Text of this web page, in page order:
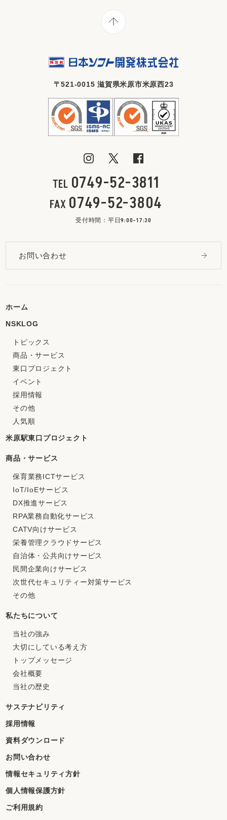
〒521-0015 滋賀県米原市米原西23
TEL 0749-52-3811
FAX 0749-52-3804
受付時間：平日9:00-17:30
お問い合わせ
ホーム
NSKLOG
トピックス
商品・サービス
東口プロジェクト
イベント
採用情報
その他
人気順
米原駅東口プロジェクト
商品・サービス
保育業務ICTサービス
IoT/IoEサービス
DX推進サービス
RPA業務自動化サービス
CATV向けサービス
栄養管理クラウドサービス
自治体・公共向けサービス
民間企業向けサービス
次世代セキュリティー対策サービス
その他
私たちについて
当社の強み
大切にしている考え方
トップメッセージ
会社概要
当社の歴史
サステナビリティ
採用情報
資料ダウンロード
お問い合わせ
情報セキュリティ方針
個人情報保護方針
ご利用規約